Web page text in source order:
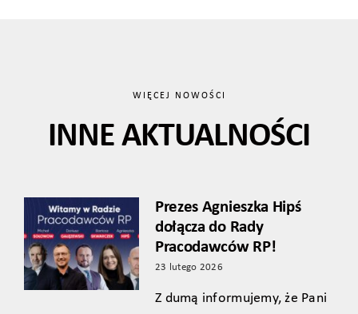
WIĘCEJ NOWOŚCI
INNE AKTUALNOŚCI
Prezes Agnieszka Hipś
dołącza do Rady
Pracodawców RP!
23 lutego 2026
Z dumą informujemy, że Pani